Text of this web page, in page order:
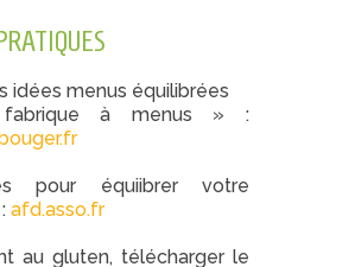
idées menus équilibrées
à menus » :
pour équiibrer votre
afd.asso.fr
au gluten, télécharger le